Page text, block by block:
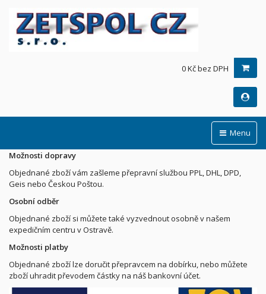
0 Kč bez DPH
Menu
Možnosti dopravy
Objednané zboží vám zašleme přepravní službou PPL, DHL, DPD,
Geis nebo Českou Poštou.
Osobní odběr
Objednané zboží si můžete také vyzvednout osobně v našem
expedičním centru v Ostravě.
Možnosti platby
Objednané zboží lze doručit přepravcem na dobírku, nebo můžete
zboží uhradit převodem částky na náš bankovní účet.